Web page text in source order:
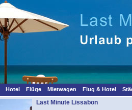
Hotel Flüge Mietwagen Flug & Hotel
Last Minute Lissabon